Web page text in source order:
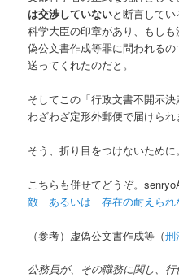
は交渉していないと断言して
科学大臣の印章があり、もし
偽公文書作成等罪に問われる
送ってくれたのだと。
そしてこの「行政文書不開示
わざわざ定形外郵便で届けられ
そう、折り目をつけないために。
こちらも併せてどうぞ。
敵 あるいは 存在の耐えられ
（参考）虚偽公文書作成等（刑
公務員が、その職務に関し、